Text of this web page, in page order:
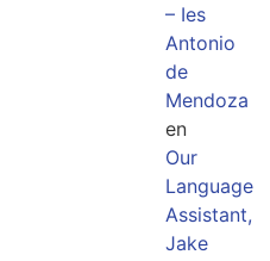
– Ies
Antonio
de
Mendoza
en
Our
Language
Assistant,
Jake